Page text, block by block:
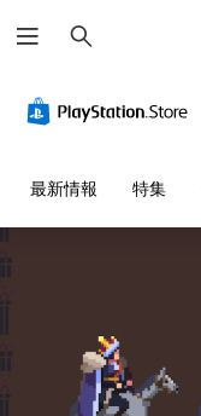
索
最新情報 特集